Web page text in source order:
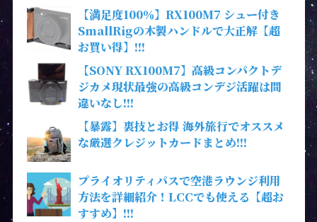
【満足度100％】RX100M7 シュー付き
SmallRigの木製ハンドルで大正解【超
お買い得】!!!
【SONY RX100M7】高級コンパクトデ
ジカメ現状最強の高級コンデジ活躍は間
違いなし!!!
【暴露】裏技とお得 海外旅行でオススメ
な厳選クレジットカードまとめ!!!
プライオリティパスで空港ラウンジ利用
方法を詳細紹介！LCCでも使える【超お
すすめ】!!!